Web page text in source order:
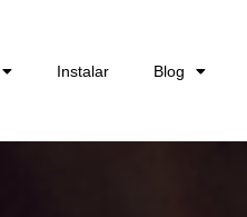
Instalar Blog